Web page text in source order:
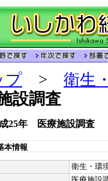
プ > 衛生
設調査
25年 医療施設調査
本情報
衛生・環